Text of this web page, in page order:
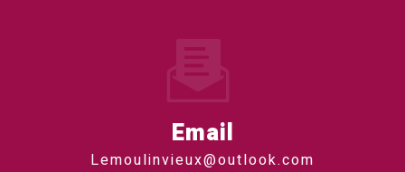
Email
lemoulinvieux@outlook.com